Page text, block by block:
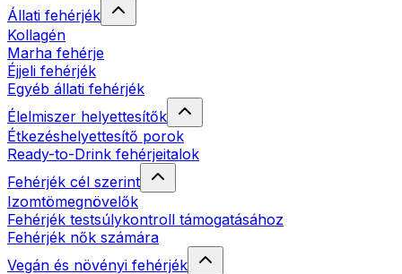
Állati fehérjék
Kollagén
Marha fehérje
Éjjeli fehérjék
Egyéb állati fehérjék
Élelmiszer helyettesítők
Étkezéshelyettesítő porok
Ready-to-Drink fehérjeitalok
Fehérjék cél szerint
Izomtömegnövelők
Fehérjék testsúlykontroll támogatásához
Fehérjék nők számára
Vegán és növényi fehérjék